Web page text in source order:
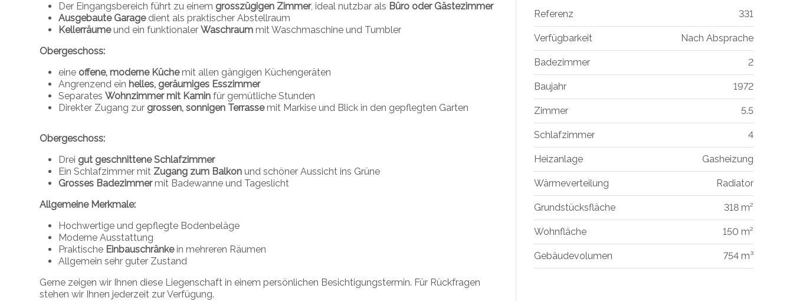
Der Eingangsbereich führt zu einem grosszügigen Zimmer, ideal nutzbar als Büro oder Gästezimmer
Ausgebaute Garagedient als praktischer Abstellraum
Kellerräumeund ein funktionalerWaschraum mit Waschmaschine und Tumbler
Obergeschoss:
eine offene, moderne Küchemit allen gängigen Küchengeräten
Angrenzend ein helles, geräumiges Esszimmer
SeparatesWohnzimmer mit Kamin für gemütliche Stunden
Direkter Zugang zur grossen, sonnigen Terrassemit Markise und Blick in den gepflegten Garten
Obergeschoss:
Drei gut geschnittene Schlafzimmer
Ein Schlafzimmer mit Zugang zum Balkon und schöner Aussicht ins Grüne
Grosses Badezimmermit Badewanne und Tageslicht
Allgemeine Merkmale:
Hochwertige und gepflegte Bodenbeläge
Moderne Ausstattung
Praktische Einbauschränkein mehreren Räumen
Allgemein sehr guter Zustand
Gerne zeigen wir Ihnen diese Liegenschaft in einem persönlichen Besichtigungstermin. Für Rückfragen
stehen wir Ihnen jederzeit zur Verfügung.
Referenz 331
Verfügbarkeit Nach Absprache
Badezimmer 2
Baujahr 1972
Zimmer 5.5
Schlafzimmer 4
Heizanlage Gasheizung
Wärmeverteilung Radiator
Grundstücksfläche 318 m²
Wohnfläche 150 m²
Gebäudevolumen 754 m³